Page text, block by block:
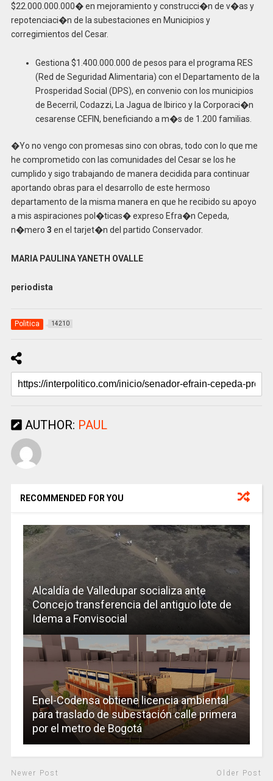
$22.000.000.000� en mejoramiento y construcci�n de v�as y
repotenciaci�n de la subestaciones en Municipios y
corregimientos del Cesar.
Gestiona $1.400.000.000 de pesos para el programa RES
(Red de Seguridad Alimentaria) con el Departamento de la
Prosperidad Social (DPS), en convenio con los municipios
de Becerril, Codazzi, La Jagua de Ibirico y la Corporaci�n
cesarense CEFIN, beneficiando a m�s de 1.200 familias.
�Yo no vengo con promesas sino con obras, todo con lo que me
he comprometido con las comunidades del Cesar se los he
cumplido y sigo trabajando de manera decidida para continuar
aportando obras para el desarrollo de este hermoso
departamento de la misma manera en que he recibido su apoyo
a mis aspiraciones pol�ticas� expreso Efra�n Cepeda,
n�mero 3 en el tarjet�n del partido Conservador.
MARIA PAULINA YANETH OVALLE
periodista
Politica 14210
AUTHOR: PAUL
RECOMMENDED FOR YOU
Alcaldía de Valledupar socializa ante
Concejo transferencia del antiguo lote de
Idema a Fonvisocial
Enel-Codensa obtiene licencia ambiental
para traslado de subestación calle primera
por el metro de Bogotá
Newer Post Older Post